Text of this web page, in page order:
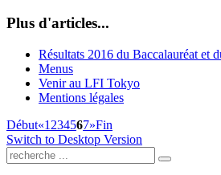
Plus d'articles...
Résultats 2016 du Baccalauréat et
Menus
Venir au LFI Tokyo
Mentions légales
Début«1 234567»Fin
Switch to Desktop Version